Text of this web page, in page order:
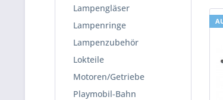
Lampengläser
Lampenringe
Lampenzubehör
Lokteile
Motoren/Getriebe
Playmobil-Bahn